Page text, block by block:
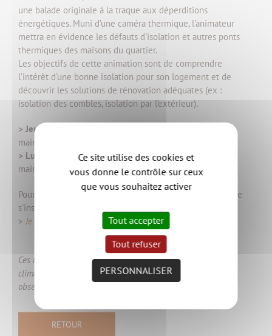
une balade originale à la traque aux déperditions
énergétiques. Muni d’une caméra thermique, l'animateur
mettra en évidence les défauts d'isolation et autres ponts
thermiques des maisons du quartier.
Les objectifs de cette animation sont de comprendre
l’intérêt d’une bonne isolation pour son logement et de
découvrir les solutions de rénovation adéquates (ex :
isolation des combles, isolation par l’extérieur).
> Jeudi 4 décembre à 18h30
à Monnières (rdv devant la
mairie)
> Lundi 8 décembre à 18h30à Gétigné (rdv devant la
mairie)
Pour participer à ces balades gratuites, il est nécessaire de
s'inscrire au préalable :
> Je m'inscris
Ces balades sont organisées sous réserve des conditions
climatiques, les températures doivent être hivernales pour
observer les déperditions d’énergie.
RETOUR
Ce site utilise des cookies et
vous donne le contrôle sur ceux
que vous souhaitez activer
Tout accepter
Tout refuser
PERSONNALISER